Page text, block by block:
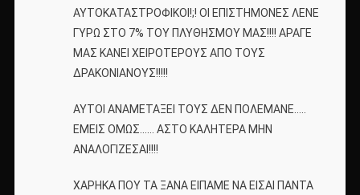
ΑΥΤΟΚΑΤΑΣΤΡΟΦΙΚΟΙ!;! ΟΙ ΕΠΙΣΤΗΜΟΝΕΣ ΛΕΝΕ
ΓΥΡΩ ΣΤΟ 7% ΤΟΥ ΠΛΥΘΗΣΜΟΥ ΜΑΣ!!!! ΑΡΑΓΕ
ΜΑΣ ΚΑΝΕΙ ΧΕΙΡΟΤΕΡΟΥΣ ΑΠΟ ΤΟΥΣ
ΔΡΑΚΟΝΙΑΝΟΥΣ!!!!!
ΑΥΤΟΙ ΑΝΑΜΕΤΑΞΕΙ ΤΟΥΣ ΔΕΝ ΠΟΛΕΜΑΝΕ…..
ΕΜΕΙΣ ΟΜΩΣ…… ΑΣΤΟ ΚΑΛΗΤΕΡΑ ΜΗΝ
ΑΝΑΛΟΓΙΖΕΣΑΙ!!!!
ΧΑΡΗΚΑ ΠΟΥ ΤΑ ΞΑΝΑ ΕΙΠΑΜΕ ΝΑ ΕΙΣΑΙ ΠΑΝΤΑ